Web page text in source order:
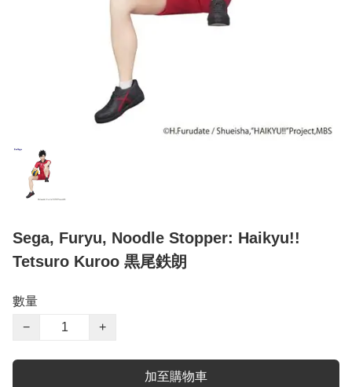
Sega, Furyu, Noodle Stopper: Haikyu!!
Tetsuro Kuroo 黒尾鉄朗
數量
−
+
加至購物車